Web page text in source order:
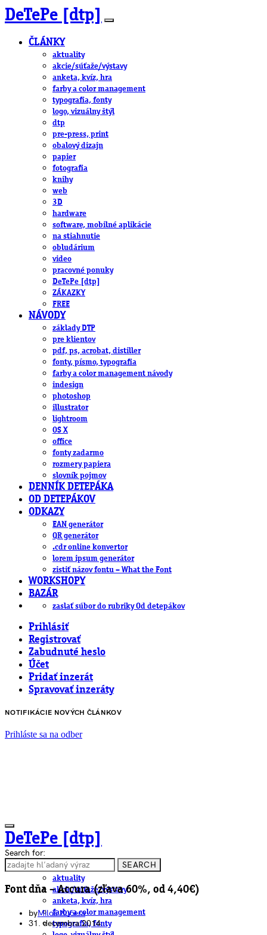
DeTePe [dtp]
ČLÁNKY
aktuality
akcie/súťaže/výstavy
anketa, kvíz, hra
farby a color management
typografia, fonty
logo, vizuálny štýl
dtp
pre-press, print
obalový dizajn
papier
fotografia
knihy
web
3D
hardware
software, mobilné aplikácie
na stiahnutie
obludárium
video
pracovné ponuky
DeTePe [dtp]
ZÁKAZKY
FREE
NÁVODY
základy DTP
pre klientov
pdf, ps, acrobat, distiller
fonty, písmo, typografia
farby a color management návody
indesign
photoshop
illustrator
lightroom
OS X
office
fonty zadarmo
rozmery papiera
slovník pojmov
DENNÍK DETEPÁKA
OD DETEPÁKOV
ODKAZY
EAN generátor
QR generátor
.cdr online konvertor
lorem ipsum generátor
zistiť názov fontu – What the Font
WORKSHOPY
BAZÁR
zaslať súbor do rubriky Od detepákov
Prihlásiť
Registrovať
Zabudnuté heslo
Účet
Pridať inzerát
Spravovať inzeráty
NOTIFIKÁCIE NOVÝCH ČLÁNKOV
Prihláste sa na odber
DeTePe [dtp]
ČLÁNKY
aktuality
akcie/súťaže/výstavy
anketa, kvíz, hra
farby a color management
typografia, fonty
Search for:
SEARCH
Font dňa – Accura (zľava 60%, od 4,40€)
byMiloš Kučera
31. decembra 2014